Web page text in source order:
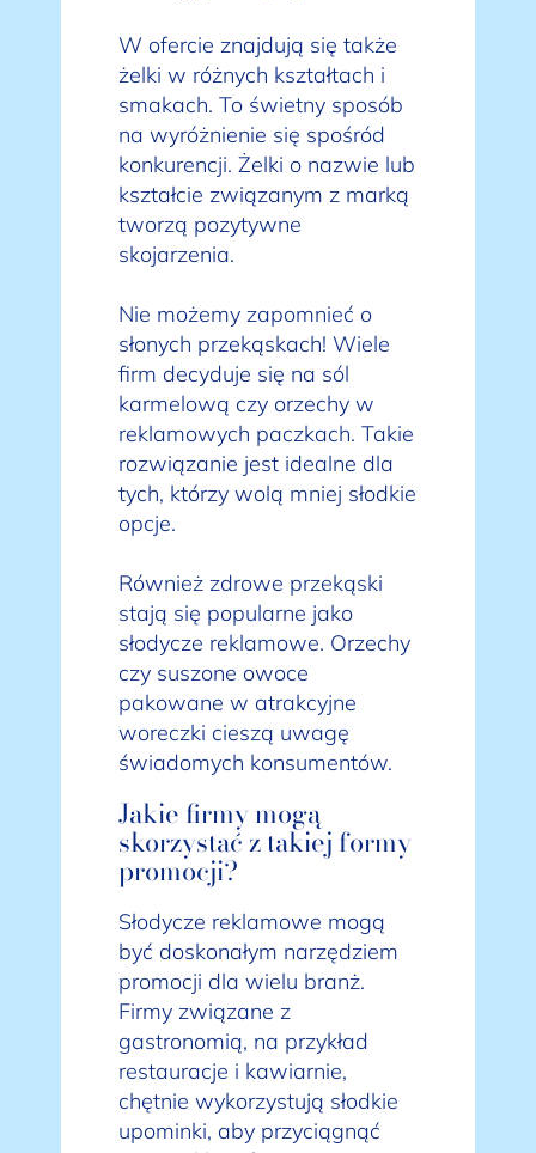
W ofercie znajdują się także
żelki w różnych kształtach i
smakach. To świetny sposób
na wyróżnienie się spośród
konkurencji. Żelki o nazwie lub
kształcie związanym z marką
tworzą pozytywne
skojarzenia.
Nie możemy zapomnieć o
słonych przekąskach! Wiele
firm decyduje się na sól
karmelową czy orzechy w
reklamowych paczkach. Takie
rozwiązanie jest idealne dla
tych, którzy wolą mniej słodkie
opcje.
Również zdrowe przekąski
stają się popularne jako
słodycze reklamowe. Orzechy
czy suszone owoce
pakowane w atrakcyjne
woreczki cieszą uwagę
świadomych konsumentów.
Jakie firmy mogą
skorzystać z takiej formy
promocji?
Słodycze reklamowe mogą
być doskonałym narzędziem
promocji dla wielu branż.
Firmy związane z
gastronomią, na przykład
restauracje i kawiarnie,
chętnie wykorzystują słodkie
upominki, aby przyciągnąć